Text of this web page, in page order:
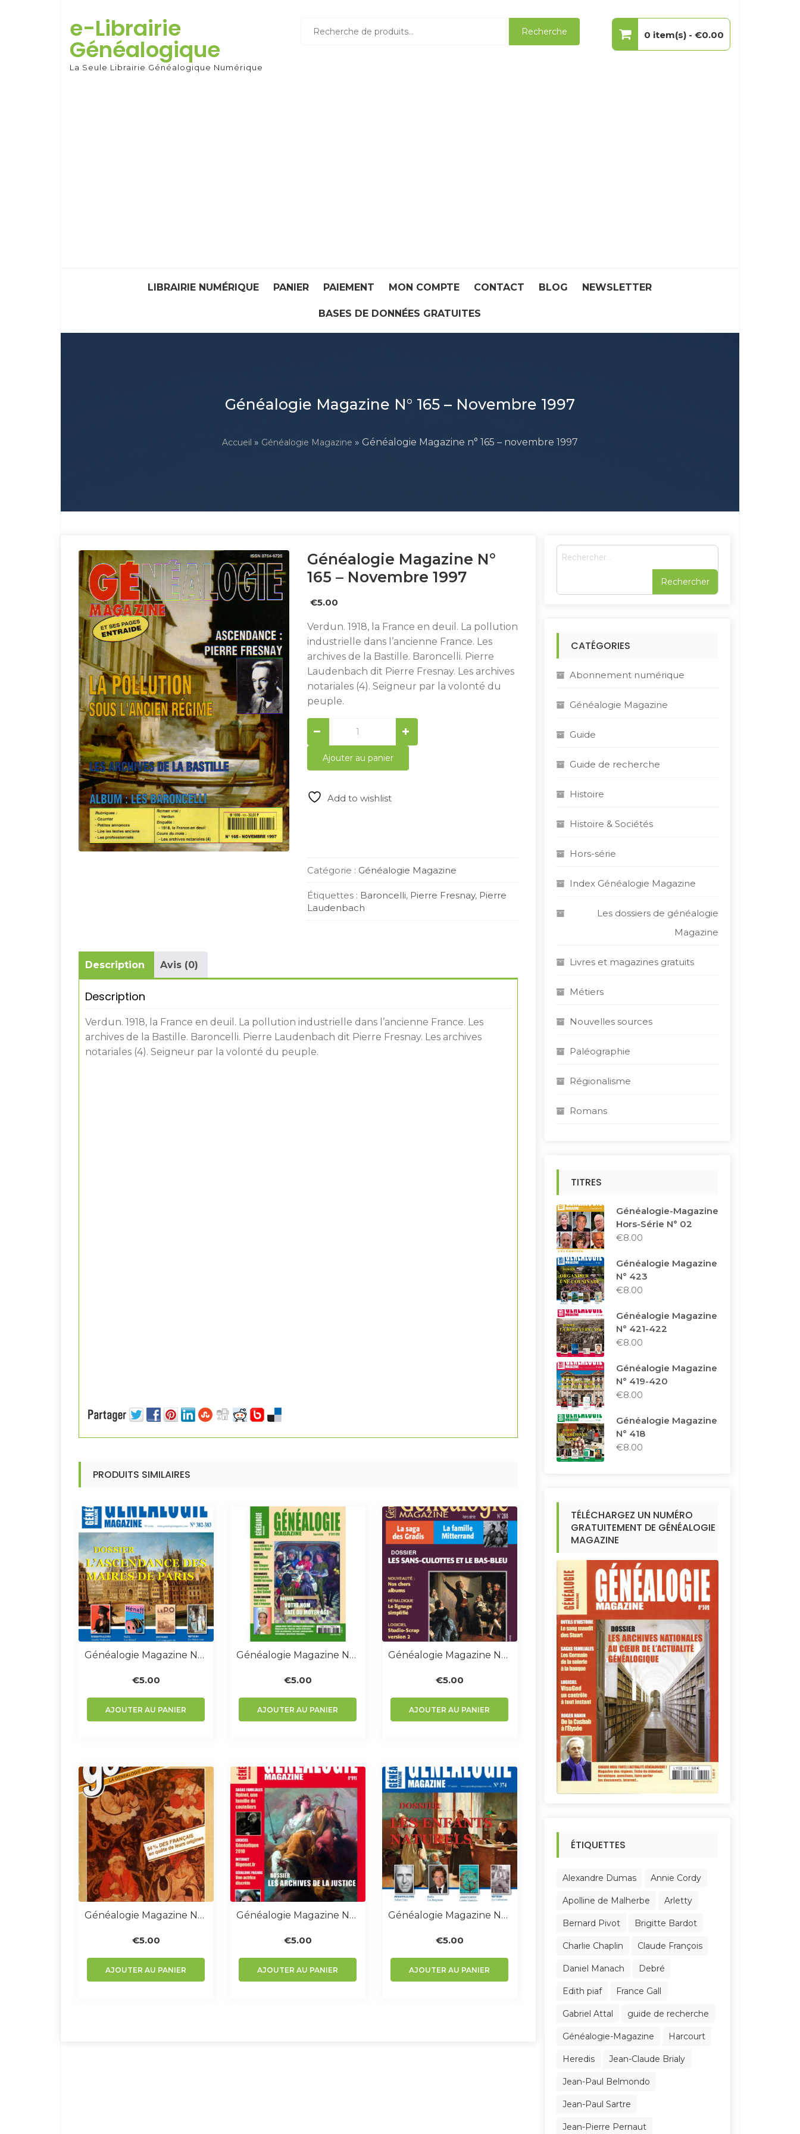
content
e-Librairie
Généalogique
La Seule Librairie Généalogique Numérique
pour :
Recherche 0 item(s) -€0.00
LIBRAIRIE NUMÉRIQUE PANIER PAIEMENT MON COMPTE CONTACT BLOG NEWSLETTER
BASES DE DONNÉES GRATUITES
Généalogie Magazine N° 165 – Novembre 1997
Accueil » Généalogie Magazine » Généalogie Magazine n° 165 – novembre 1997
Généalogie Magazine N°
165 – Novembre 1997
€5.00
Verdun. 1918, la France en deuil. La pollution
industrielle dans l’ancienne France. Les
archives de la Bastille. Baroncelli. Pierre
Laudenbach dit Pierre Fresnay. Les archives
notariales (4). Seigneur par la volonté du
peuple.
Généalogie
Magazine
n°
-
1997
Ajouter au panier
Add to wishlist
Catégorie : Généalogie Magazine
Étiquettes : Baroncelli, Pierre Fresnay, Pierre
Laudenbach
Description Avis (0)
Description
Verdun. 1918, la France en deuil. La pollution industrielle dans l’ancienne France. Les
archives de la Bastille. Baroncelli. Pierre Laudenbach dit Pierre Fresnay. Les archives
notariales (4). Seigneur par la volonté du peuple.
PRODUITS SIMILAIRES
Généalogie Magazine N° 382-383
€5.00
AJOUTER AU PANIER
Généalogie Magazine N° 297-298
€5.00
AJOUTER AU PANIER
Généalogie Magazine N° 288
€5.00
AJOUTER AU PANIER
Généalogie Magazine N° 001 – Novembre 1982
€5.00
AJOUTER AU PANIER
Généalogie Magazine N° 293
€5.00
AJOUTER AU PANIER
Généalogie Magazine N° 374
€5.00
AJOUTER AU PANIER
R
e
:
CATÉGORIES
Abonnement numérique
Généalogie Magazine
Guide
Guide de recherche
Histoire
Histoire & Sociétés
Hors-série
Index Généalogie Magazine
Les dossiers de généalogie
Magazine
Livres et magazines gratuits
Métiers
Nouvelles sources
Paléographie
Régionalisme
Romans
TITRES
Généalogie-Magazine
Hors-Série N° 02
€8.00
Généalogie Magazine
N° 423
€8.00
Généalogie Magazine
N° 421-422
€8.00
Généalogie Magazine
N° 419-420
€8.00
Généalogie Magazine
N° 418
€8.00
TÉLÉCHARGEZ UN NUMÉRO
GRATUITEMENT DE GÉNÉALOGIE
MAGAZINE
ÉTIQUETTES
Alexandre Dumas Annie Cordy
Apolline de Malherbe Arletty
Bernard Pivot Brigitte Bardot
Charlie Chaplin Claude François
Daniel Manach Debré
Edith piaf France Gall
Gabriel Attal guide de recherche
Généalogie-Magazine Harcourt
Heredis Jean-Claude Brialy
Jean-Paul Belmondo
Jean-Paul Sartre
Jean-Pierre Pernaut